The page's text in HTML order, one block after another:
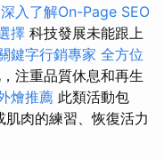
深入了解On-Page SEO
擇 科技發展未能跟上
鍵字行銷專家 全方位
注重品質休息和再生
燴推薦 此類活動包
肉的練習、恢復活力